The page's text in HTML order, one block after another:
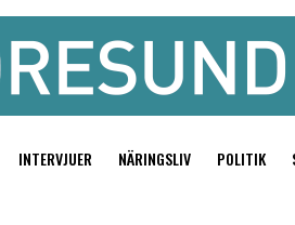
INTERVJUER NÄRINGSLIV POLITIK